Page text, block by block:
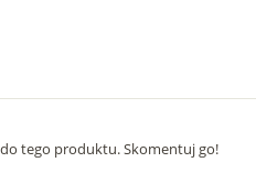
tego produktu. Skomentuj go!